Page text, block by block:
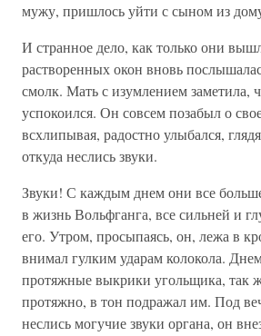
мужу, пришлось уйти с сыном из
И странное дело, как только они
растворенных окон вновь
смолк. Мать с изумлением заметила,
успокоился. Он совсем позабыл о
всхлипывая, радостно улыбался,
откуда неслись звуки.
Звуки! С каждым днем они все
в жизнь Вольфганга, все сильней и
его. Утром, просыпаясь, он, лежа в
внимал гулким ударам колокола.
протяжные выкрики угольщика, так
протяжно, в тон подражал им. Под
неслись могучие звуки органа, он